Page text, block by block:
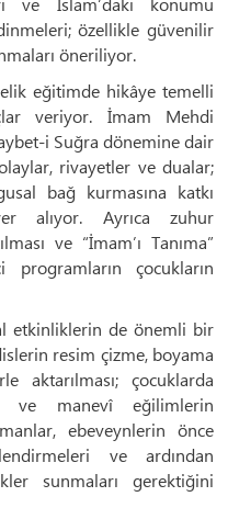
özellikle güvenilir
öneriliyor.
eğitimde hikâye temelli
veriyor. İmam Mehdi
i Suğra dönemine dair
rivayetler ve dualar;
bağ kurmasına katkı
alıyor. Ayrıca zuhur
ve “İmam’ı Tanıma”
programların çocukların
etkinliklerin de önemli bir
resim çizme, boyama
aktarılması; çocuklarda
ve manevî eğilimlerin
ebeveynlerin önce
ve ardından
sunmaları gerektiğini